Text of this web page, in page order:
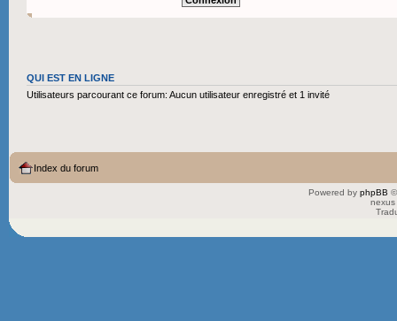
QUI EST EN LIGNE
Utilisateurs parcourant ce forum: Aucun utilisateur enregistré et 1 invité
Index du forum
Powered by phpBB